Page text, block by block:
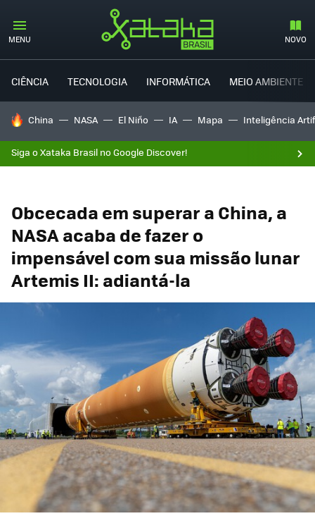
MENU NOVO
CIÊNCIA TECNOLOGIA INFORMÁTICA MEIO AMBIENTE
TENDÊNCIAS DO DIA
China NASA El Niño IA Mapa Inteligência
Siga o Xataka Brasil no Google Discover!
Obcecada em superar a China, a
NASA acaba de fazer o
impensável com sua missão lunar
Artemis II: adiantá-la